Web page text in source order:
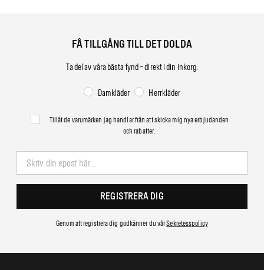
FÅ TILLGÅNG TILL DET DOLDA
Ta del av våra bästa fynd – direkt i din inkorg.
Damkläder Herrkläder
Tillåt de varumärken jag handlar från att skicka mig nya erbjudanden
och rabatter.
REGISTRERA DIG
Genom att registrera dig godkänner du vårSekretesspolicy